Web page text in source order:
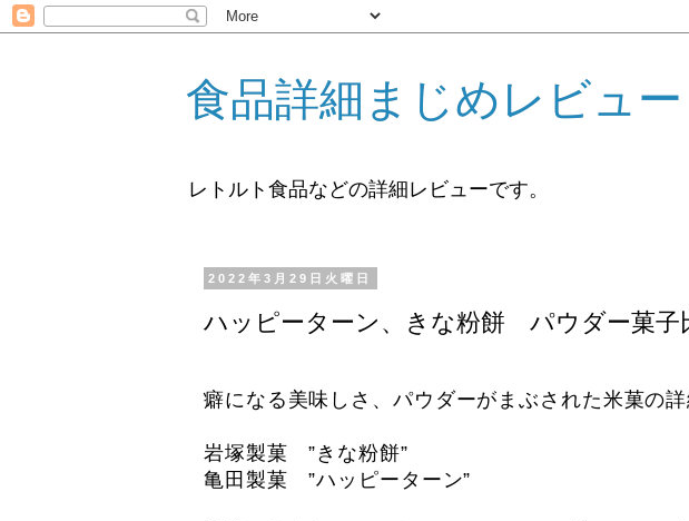
食品詳細まじめレビュー
レトルト食品などの詳細レビューです。
2022年3月29日火曜日
ハッピーターン、きな粉餅 パウダー菓子
癖になる美味しさ、パウダーがまぶされた米菓の詳
岩塚製菓 ”きな粉餅”
亀田製菓 ”ハッピーターン”